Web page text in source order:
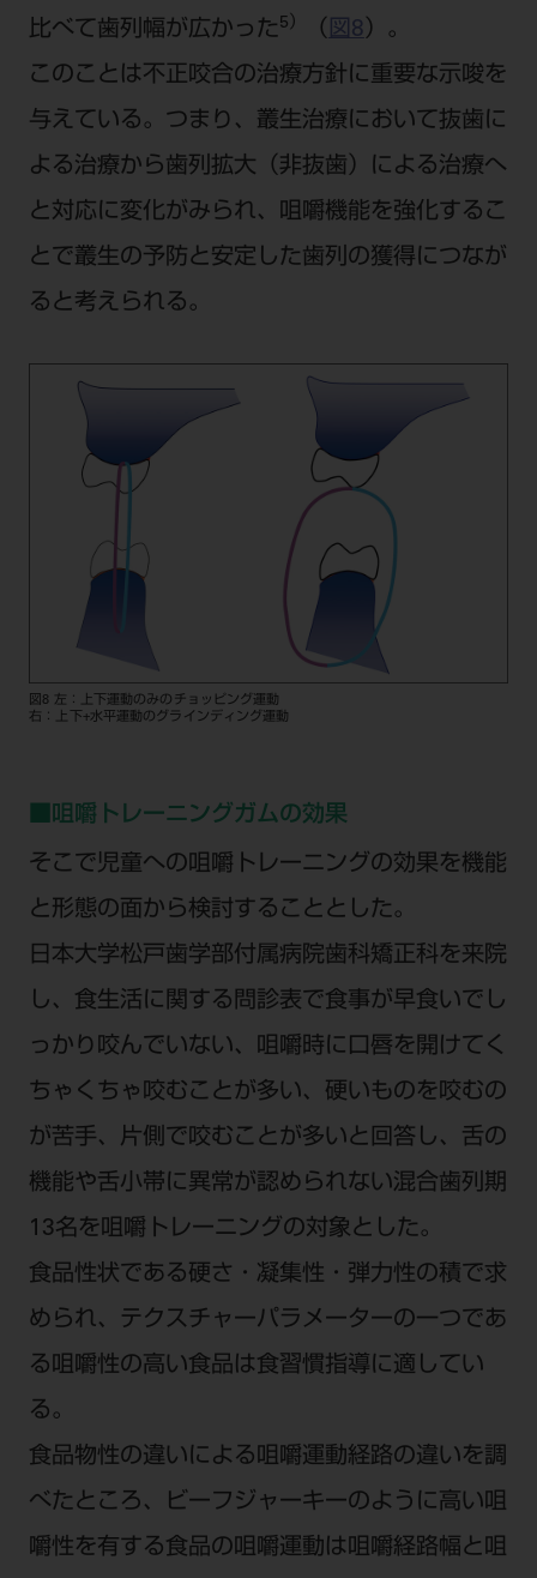
比べて歯列幅が広かった5） （ 図8 ）。
このことは不正咬合の治療方針に重要な示唆を
与えている。つまり、叢生治療において抜歯に
よる治療から歯列拡大（非抜歯）による治療へ
と対応に変化がみられ、咀嚼機能を強化するこ
とで叢生の予防と安定した歯列の獲得につなが
ると考えられる。
図8 左：上下運動のみのチョッピング運動
右：上下+水平運動のグラインディング運動
■咀嚼トレーニングガムの効果
そこで児童への咀嚼トレーニングの効果を機能
と形態の面から検討することとした。
日本大学松戸歯学部付属病院歯科矯正科を来院
し、食生活に関する問診表で食事が早食いでし
っかり咬んでいない、咀嚼時に口唇を開けてく
ちゃくちゃ咬むことが多い、硬いものを咬むの
が苦手、片側で咬むことが多いと回答し、舌の
機能や舌小帯に異常が認められない混合歯列期
13名を咀嚼トレーニングの対象とした。
食品性状である硬さ・凝集性・弾力性の積で求
められ、テクスチャーパラメーターの一つであ
る咀嚼性の高い食品は食習慣指導に適してい
る。
食品物性の違いによる咀嚼運動経路の違いを調
べたところ、ビーフジャーキーのように高い咀
嚼性を有する食品の咀嚼運動は咀嚼経路幅と咀